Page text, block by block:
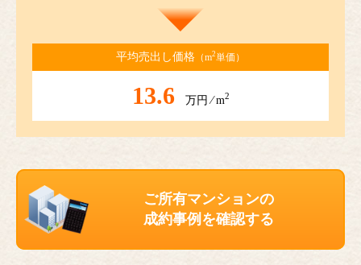
平均売出し価格 （m2単価）
13.6 万円 ⁄ m2
ご所有マンションの
成約事例を確認する